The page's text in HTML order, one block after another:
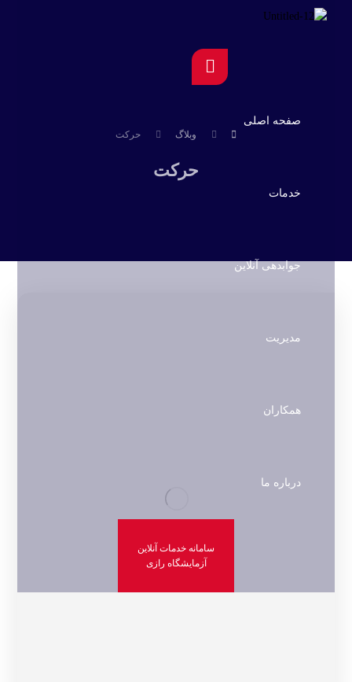
صفحه اصلی
خدمات
جوابدهی آنلاین
مدیریت
همکاران
درباره ما
سامانه خدمات آنلاین
آزمایشگاه رازی
وبلاگ حرکت
حرکت